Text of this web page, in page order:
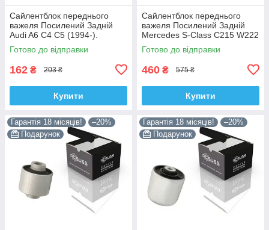
Сайлентблок переднього
важеля Посилений Задній
Audi A6 C4 C5 (1994-).
Верхній. Корея ACSUSS!
35379 , JBU138 , TD1062W
Готово до відправки
162 ₴ 203 ₴
Купити
Сайлентблок переднього
важеля Посилений Задній
Mercedes S-Class C215 W222
W220 V220 (1998-). Корея
ACSUSS! 28744 , TD4208W ,
Готово до відправки
460 ₴ 575 ₴
Купити
Гарантія 18 місяців!
–20%
Подарунок
Гарантія 18 місяців!
–20%
Подарунок